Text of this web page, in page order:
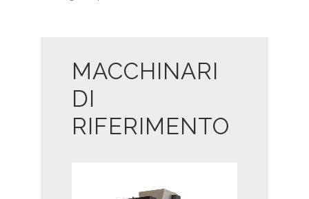
MACCHINARI
DI
RIFERIMENTO